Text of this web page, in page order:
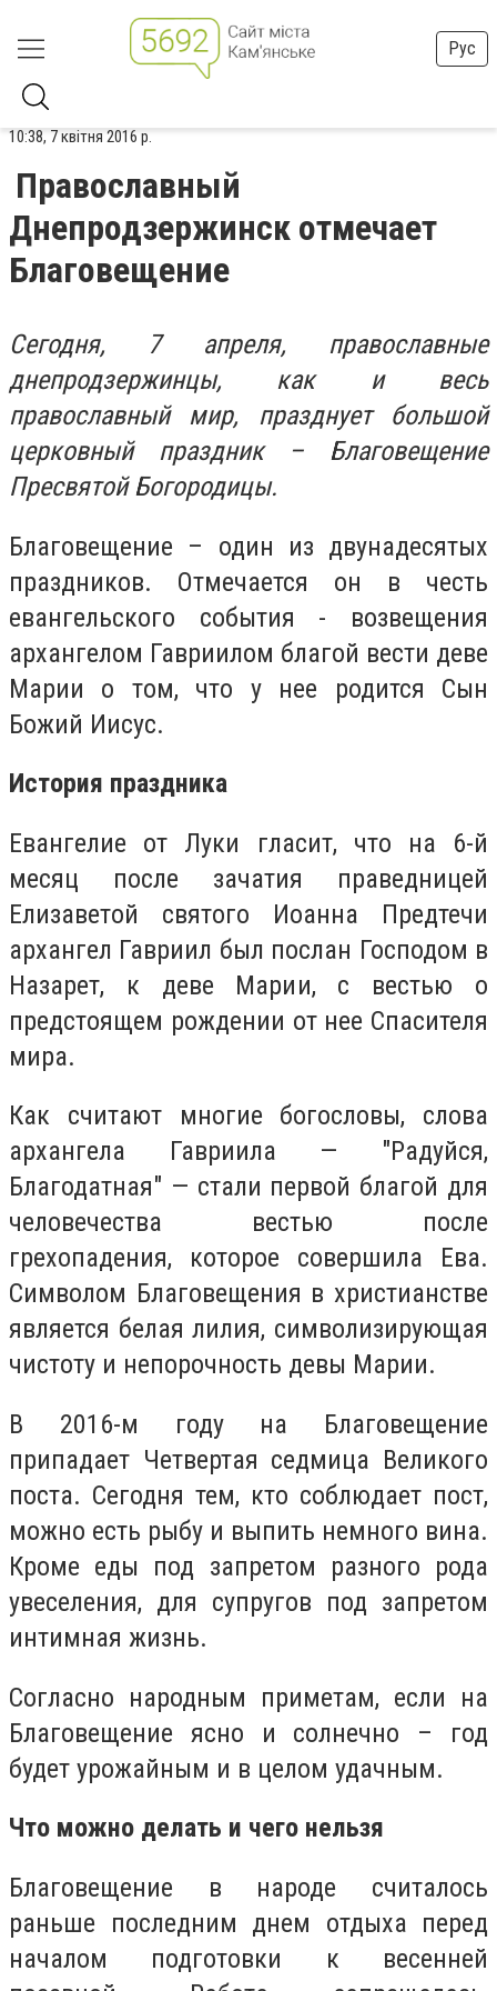
Рус
10:38, 7 квітня 2016 р.
Православный
Днепродзержинск отмечает
Благовещение
Сегодня, 7 апреля, православные
днепродзержинцы, как и весь
православный мир, празднует большой
церковный праздник – Благовещение
Пресвятой Богородицы.
Благовещение – один из двунадесятых
праздников. Отмечается он в честь
евангельского события - возвещения
архангелом Гавриилом благой вести деве
Марии о том, что у нее родится Сын
Божий Иисус.
История праздника
Евангелие от Луки гласит, что на 6-й
месяц после зачатия праведницей
Елизаветой святого Иоанна Предтечи
архангел Гавриил был послан Господом в
Назарет, к деве Марии, с вестью о
предстоящем рождении от нее Спасителя
мира.
Как считают многие богословы, слова
архангела Гавриила — "Радуйся,
Благодатная" — стали первой благой для
человечества вестью после
грехопадения, которое совершила Ева.
Символом Благовещения в христианстве
является белая лилия, символизирующая
чистоту и непорочность девы Марии.
В 2016-м году на Благовещение
припадает Четвертая седмица Великого
поста. Сегодня тем, кто соблюдает пост,
можно есть рыбу и выпить немного вина.
Кроме еды под запретом разного рода
увеселения, для супругов под запретом
интимная жизнь.
Согласно народным приметам, если на
Благовещение ясно и солнечно – год
будет урожайным и в целом удачным.
Что можно делать и чего нельзя
Благовещение в народе считалось
раньше последним днем отдыха перед
началом подготовки к весенней